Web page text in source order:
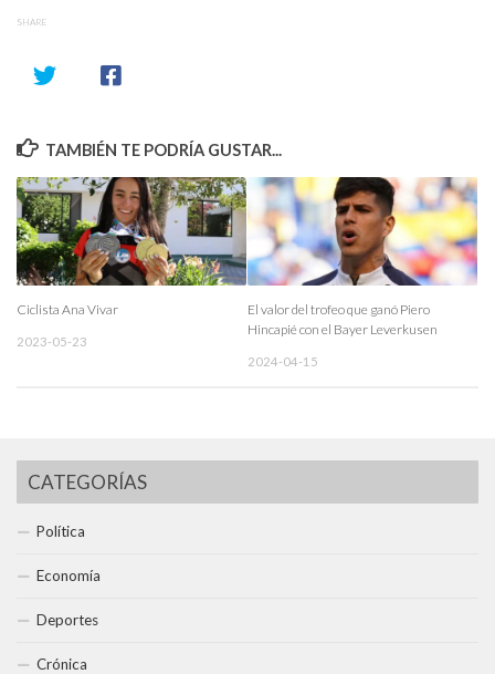
SHARE
TAMBIÉN TE PODRÍA GUSTAR...
Ciclista Ana Vivar
2023-05-23
El valor del trofeo que ganó Piero
Hincapié con el Bayer Leverkusen
2024-04-15
CATEGORÍAS
Política
Economía
Deportes
Crónica